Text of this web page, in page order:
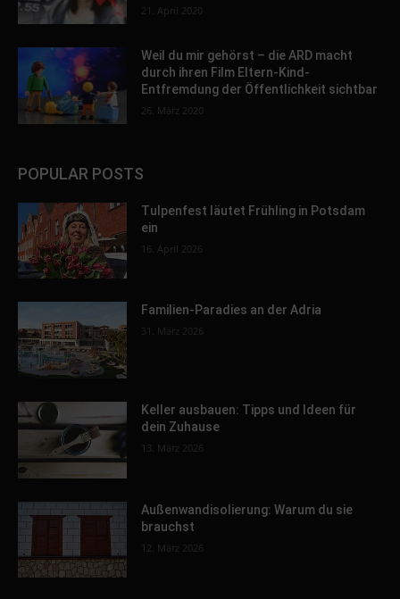
21. April 2020
Weil du mir gehörst – die ARD macht
durch ihren Film Eltern-Kind-
Entfremdung der Öffentlichkeit sichtbar
26. März 2020
POPULAR POSTS
Tulpenfest läutet Frühling in Potsdam
ein
16. April 2026
Familien-Paradies an der Adria
31. März 2026
Keller ausbauen: Tipps und Ideen für
dein Zuhause
13. März 2026
Außenwandisolierung: Warum du sie
brauchst
12. März 2026